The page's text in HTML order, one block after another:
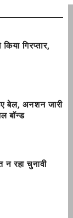
गिरप्तार,
बेल, अनशन जारी
बॉन्ड
न रहा चुनावी